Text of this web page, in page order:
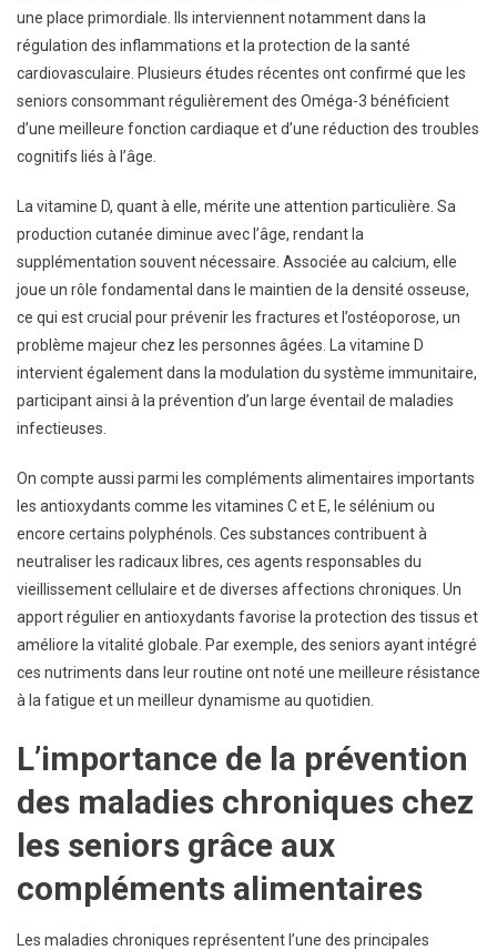
une place primordiale. Ils interviennent notamment dans la
régulation des inflammations et la protection de la santé
cardiovasculaire. Plusieurs études récentes ont confirmé que les
seniors consommant régulièrement des Oméga-3 bénéficient
d’une meilleure fonction cardiaque et d’une réduction des troubles
cognitifs liés à l’âge.
La vitamine D, quant à elle, mérite une attention particulière. Sa
production cutanée diminue avec l’âge, rendant la
supplémentation souvent nécessaire. Associée au calcium, elle
joue un rôle fondamental dans le maintien de la densité osseuse,
ce qui est crucial pour prévenir les fractures et l’ostéoporose, un
problème majeur chez les personnes âgées. La vitamine D
intervient également dans la modulation du système immunitaire,
participant ainsi à la prévention d’un large éventail de maladies
infectieuses.
On compte aussi parmi les compléments alimentaires importants
les antioxydants comme les vitamines C et E, le sélénium ou
encore certains polyphénols. Ces substances contribuent à
neutraliser les radicaux libres, ces agents responsables du
vieillissement cellulaire et de diverses affections chroniques. Un
apport régulier en antioxydants favorise la protection des tissus et
améliore la vitalité globale. Par exemple, des seniors ayant intégré
ces nutriments dans leur routine ont noté une meilleure résistance
à la fatigue et un meilleur dynamisme au quotidien.
L’importance de la prévention
des maladies chroniques chez
les seniors grâce aux
compléments alimentaires
Les maladies chroniques représentent l’une des principales